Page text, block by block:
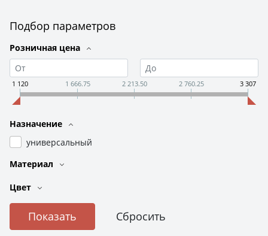
Подбор параметров
Розничная цена
1 120 1 666.75 2 213.50 2 760.25 3 307
Назначение
универсальный
Материал
Цвет